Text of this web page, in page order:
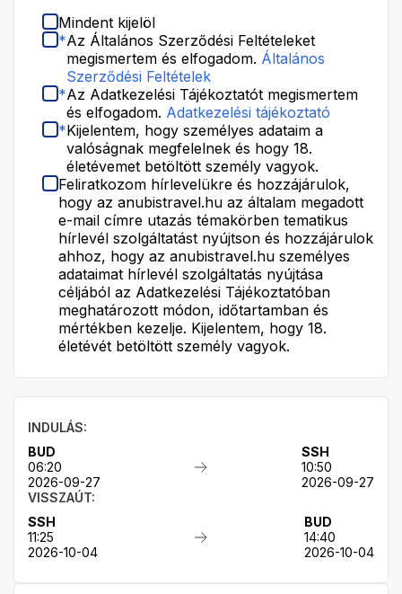
Mindent kijelöl
Az Általános Szerződési Feltételeket
megismertem és elfogadom. Általános
Szerződési Feltételek
*
Az Adatkezelési Tájékoztatót megismertem
és elfogadom. Adatkezelési tájékoztató
*
Kijelentem, hogy személyes adataim a
valóságnak megfelelnek és hogy 18.
életévemet betöltött személy vagyok.
*
Feliratkozom hírlevelükre és hozzájárulok,
hogy az anubistravel.hu az általam megadott
e-mail címre utazás témakörben tematikus
hírlevél szolgáltatást nyújtson és hozzájárulok
ahhoz, hogy az anubistravel.hu személyes
adataimat hírlevél szolgáltatás nyújtása
céljából az Adatkezelési Tájékoztatóban
meghatározott módon, időtartamban és
mértékben kezelje. Kijelentem, hogy 18.
életévét betöltött személy vagyok.
INDULÁS:
BUD
06:20
2026-09-27
SSH
10:50
2026-09-27
VISSZAÚT:
SSH
11:25
2026-10-04
BUD
14:40
2026-10-04